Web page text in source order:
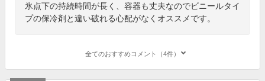
氷点下の持続時間が長く、容器も丈夫なのでビニールタイ
プの保冷剤と違い破れる心配がなくオススメです。
全てのおすすめコメント（4件）